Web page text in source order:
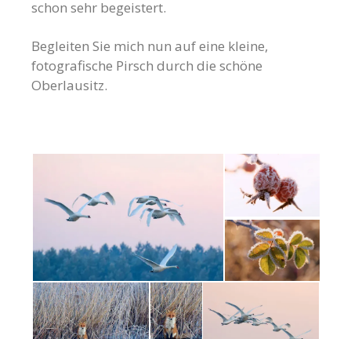
schon sehr begeistert.
Begleiten Sie mich nun auf eine kleine,
fotografische Pirsch durch die schöne
Oberlausitz.